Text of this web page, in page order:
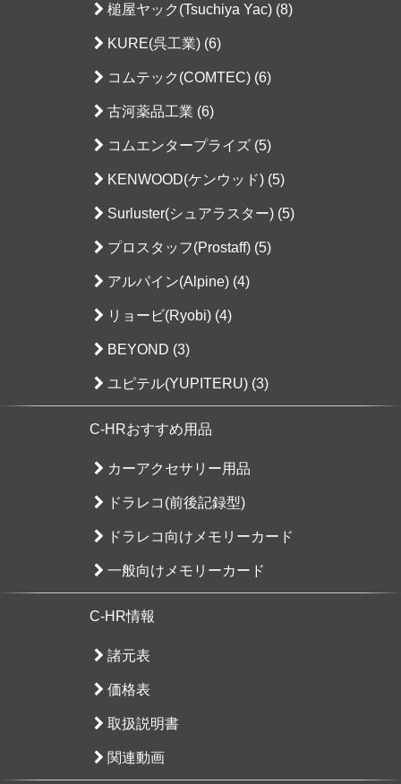
槌屋ヤック(Tsuchiya Yac) (8)
KURE(呉工業) (6)
コムテック(COMTEC) (6)
古河薬品工業 (6)
コムエンタープライズ (5)
KENWOOD(ケンウッド) (5)
Surluster(シュアラスター) (5)
プロスタッフ(Prostaff) (5)
アルパイン(Alpine) (4)
リョービ(Ryobi) (4)
BEYOND (3)
ユピテル(YUPITERU) (3)
C-HRおすすめ用品
カーアクセサリー用品
ドラレコ(前後記録型)
ドラレコ向けメモリーカード
一般向けメモリーカード
C-HR情報
諸元表
価格表
取扱説明書
関連動画